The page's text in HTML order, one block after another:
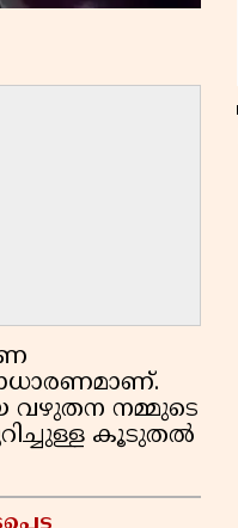
വഴുതന നമ്മുടെ
കൂടുതൽ